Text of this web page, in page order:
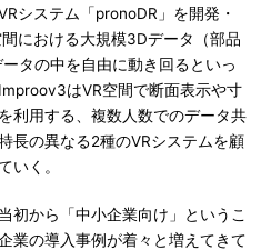
システム「pronoDR」を開発・
における大規模3Dデータ（部品
タの中を自由に動き回るといっ
はVR空間で断面表示や寸
利用する、複数人数でのデータ共
長の異なる2種のVRシステムを顧
いく。
初から「中小企業向け」というこ
業の導入事例が着々と増えてきて